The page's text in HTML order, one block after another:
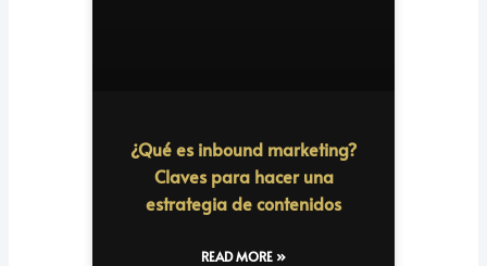
¿Qué es inbound marketing?
Claves para hacer una
estrategia de contenidos
READ MORE »